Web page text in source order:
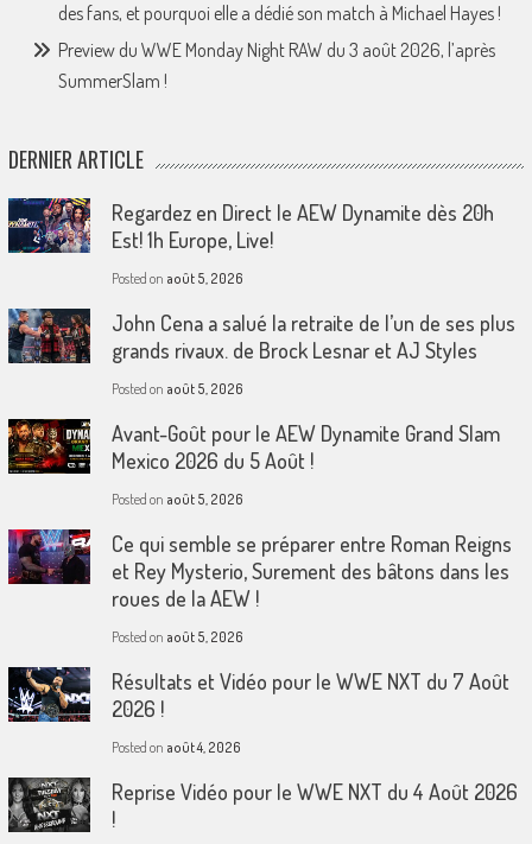
des fans, et pourquoi elle a dédié son match à Michael Hayes !
Preview du WWE Monday Night RAW du 3 août 2026, l’après
SummerSlam !
DERNIER ARTICLE
Regardez en Direct le AEW Dynamite dès 20h
Est! 1h Europe, Live!
Posted on août 5, 2026
John Cena a salué la retraite de l’un de ses plus
grands rivaux. de Brock Lesnar et AJ Styles
Posted on août 5, 2026
Avant-Goût pour le AEW Dynamite Grand Slam
Mexico 2026 du 5 Août !
Posted on août 5, 2026
Ce qui semble se préparer entre Roman Reigns
et Rey Mysterio, Surement des bâtons dans les
roues de la AEW !
Posted on août 5, 2026
Résultats et Vidéo pour le WWE NXT du 7 Août
2026 !
Posted on août 4, 2026
Reprise Vidéo pour le WWE NXT du 4 Août 2026
!